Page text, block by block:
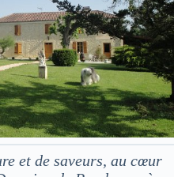
et de saveurs, au cœur